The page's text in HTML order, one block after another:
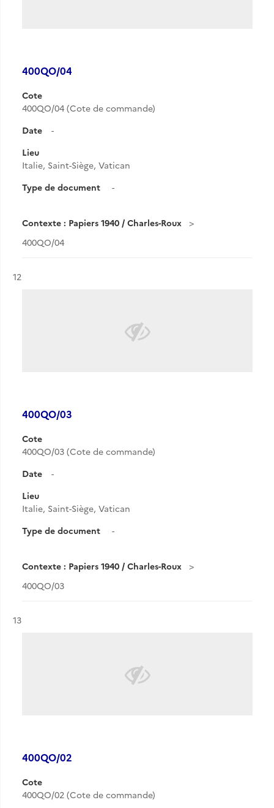
400QO/04
Cote
400QO/04 (Cote de commande)
Date
-
Lieu
Italie, Saint-Siège, Vatican
Type de document
-
Contexte : Papiers 1940 / Charles-Roux
400QO/04
Résultat n°
12
400QO/03
Cote
400QO/03 (Cote de commande)
Date
-
Lieu
Italie, Saint-Siège, Vatican
Type de document
-
Contexte : Papiers 1940 / Charles-Roux
400QO/03
Résultat n°
13
400QO/02
Cote
400QO/02 (Cote de commande)